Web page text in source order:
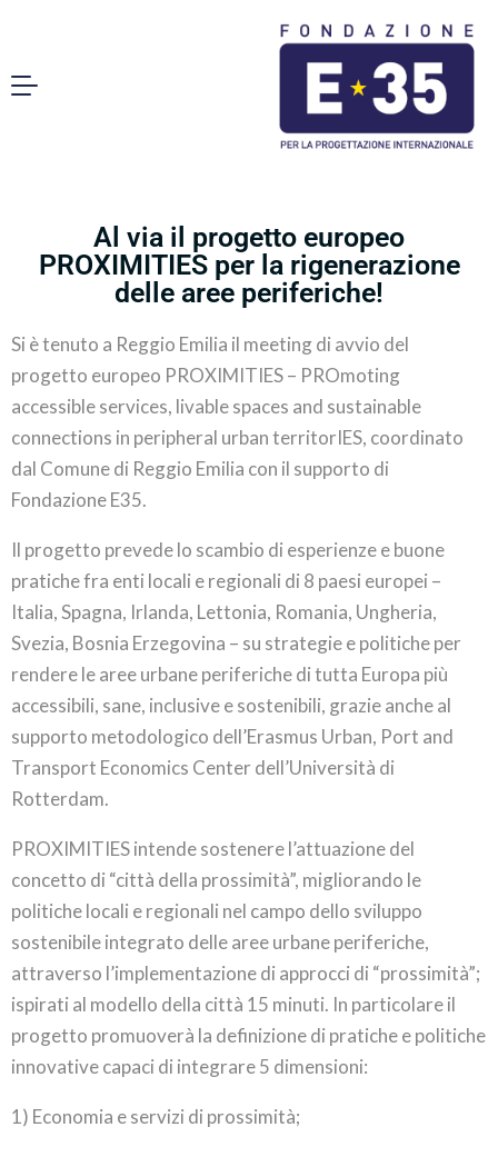
Al via il progetto europeo
PROXIMITIES per la rigenerazione
delle aree periferiche!
Si è tenuto a Reggio Emilia il meeting di avvio del
progetto europeo PROXIMITIES – PROmoting
accessible services, livable spaces and sustainable
connections in peripheral urban territorIES, coordinato
dal Comune di Reggio Emilia con il supporto di
Fondazione E35.
Il progetto prevede lo scambio di esperienze e buone
pratiche fra enti locali e regionali di 8 paesi europei –
Italia, Spagna, Irlanda, Lettonia, Romania, Ungheria,
Svezia, Bosnia Erzegovina – su strategie e politiche per
rendere le aree urbane periferiche di tutta Europa più
accessibili, sane, inclusive e sostenibili, grazie anche al
supporto metodologico dell’Erasmus Urban, Port and
Transport Economics Center dell’Università di
Rotterdam.
PROXIMITIES intende sostenere l’attuazione del
concetto di “città della prossimità”, migliorando le
politiche locali e regionali nel campo dello sviluppo
sostenibile integrato delle aree urbane periferiche,
attraverso l’implementazione di approcci di “prossimità”;
ispirati al modello della città 15 minuti. In particolare il
progetto promuoverà la definizione di pratiche e politiche
innovative capaci di integrare 5 dimensioni:
1) Economia e servizi di prossimità;